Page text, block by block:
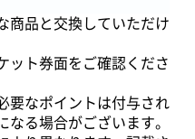
商品と交換していただけ
ット券面をご確認くださ
要なポイントは付与され
なる場合がございます。